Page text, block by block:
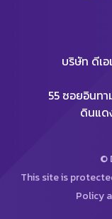
บริษัท ดีเ
55 ซอยอินท
ดินแด
©
This site is
Policy